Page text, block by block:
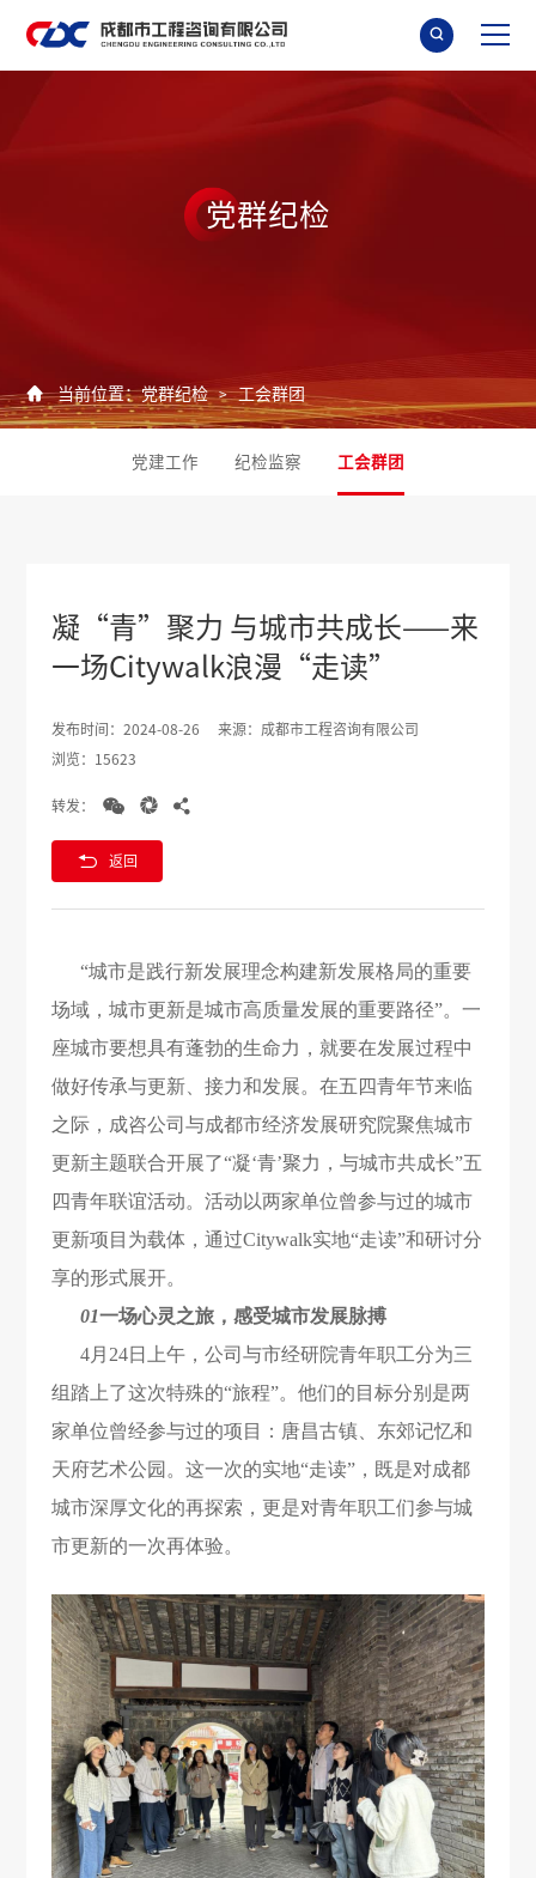

党群纪检
 当前位置：党群纪检 > 工会群团
党建工作 纪检监察 工会群团
凝“青”聚力 与城市共成长——来
一场Citywalk浪漫“走读”
发布时间：2024-08-26 来源：成都市工程咨询有限公司
浏览：15623
转发：   
 返回
“城市是践行新发展理念构建新发展格局的重要
场域，城市更新是城市高质量发展的重要路径”。一
座城市要想具有蓬勃的生命力，就要在发展过程中
做好传承与更新、接力和发展。在五四青年节来临
之际，成咨公司与成都市经济发展研究院聚焦城市
更新主题联合开展了“凝‘青’聚力，与城市共成长”五
四青年联谊活动。活动以两家单位曾参与过的城市
更新项目为载体，通过Citywalk实地“走读”和研讨分
享的形式展开。
01一场心灵之旅，感受城市发展脉搏
4月24日上午，公司与市经研院青年职工分为三
组踏上了这次特殊的“旅程”。他们的目标分别是两
家单位曾经参与过的项目：唐昌古镇、东郊记忆和
天府艺术公园。这一次的实地“走读”，既是对成都
城市深厚文化的再探索，更是对青年职工们参与城
市更新的一次再体验。